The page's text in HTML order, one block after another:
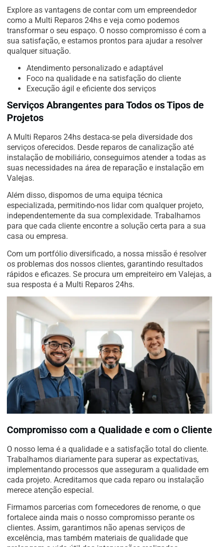
Explore as vantagens de contar com um empreendedor
como a Multi Reparos 24hs e veja como podemos
transformar o seu espaço. O nosso compromisso é com a
sua satisfação, e estamos prontos para ajudar a resolver
qualquer situação.
Atendimento personalizado e adaptável
Foco na qualidade e na satisfação do cliente
Execução ágil e eficiente dos serviços
Serviços Abrangentes para Todos os Tipos de
Projetos
A Multi Reparos 24hs destaca-se pela diversidade dos
serviços oferecidos. Desde reparos de canalização até
instalação de mobiliário, conseguimos atender a todas as
suas necessidades na área de reparação e instalação em
Valejas.
Além disso, dispomos de uma equipa técnica
especializada, permitindo-nos lidar com qualquer projeto,
independentemente da sua complexidade. Trabalhamos
para que cada cliente encontre a solução certa para a sua
casa ou empresa.
Com um portfólio diversificado, a nossa missão é resolver
os problemas dos nossos clientes, garantindo resultados
rápidos e eficazes. Se procura um empreiteiro em Valejas, a
sua resposta é a Multi Reparos 24hs.
Compromisso com a Qualidade e com o Cliente
O nosso lema é a qualidade e a satisfação total do cliente.
Trabalhamos diariamente para superar as expectativas,
implementando processos que asseguram a qualidade em
cada projeto. Acreditamos que cada reparo ou instalação
merece atenção especial.
Firmamos parcerias com fornecedores de renome, o que
fortalece ainda mais o nosso compromisso perante os
clientes. Assim, garantimos não apenas serviços de
excelência, mas também materiais de qualidade que